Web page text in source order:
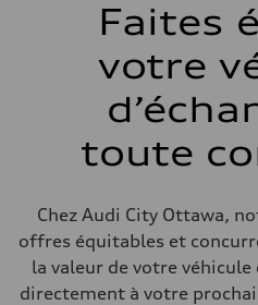
Faites
votre
toute
Chez Audi City Ottawa,
offres équitables et
la valeur de votre véhicule
directement à votre